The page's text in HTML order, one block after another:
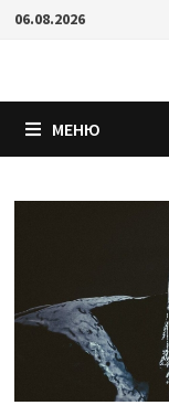
Перейти
06.08.2026
МЕНЮ